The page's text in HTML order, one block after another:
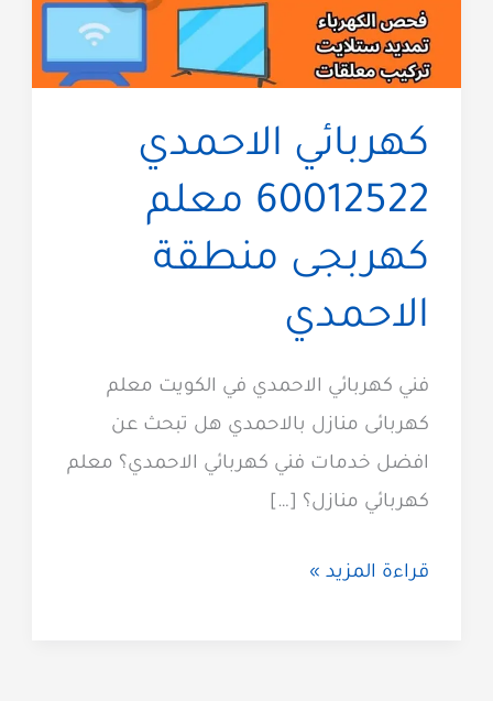
كهربائي الاحمدي
60012522 معلم
كهربجى منطقة
الاحمدي
فني كهربائي الاحمدي في الكويت معلم
كهربائى منازل بالاحمدي هل تبحث عن
افضل خدمات فني كهربائي الاحمدي؟ معلم
كهربائي منازل؟ […]
كهربائي
قراءة المزيد »